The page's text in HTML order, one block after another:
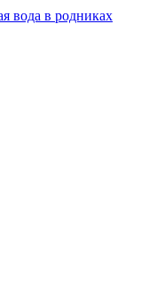
вода в родниках